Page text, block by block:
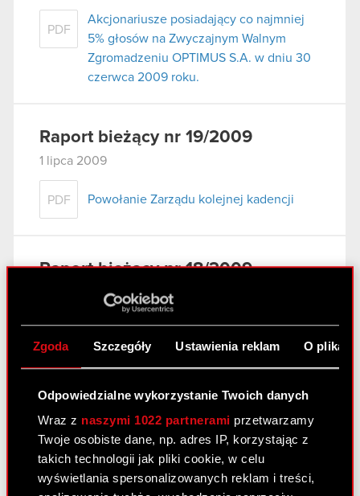
Zgoda Szczegóły Ustawienia reklam O
Odpowiedzialne wykorzystanie Twoich danych
Wraz z naszymi 1022 partnerami przetwarzamy
Twoje osobiste dane, np. adres IP, korzystając z
takich technologii jak pliki cookie, w celu
wyświetlania spersonalizowanych reklam i treści,
PDF
Akcjonariusze posiadający co najmniej
5% głosów na Zwyczajnym Walnym
Zgromadzeniu OPTIMUS S.A. w dniu 30
czerwca 2009 roku.
Raport bieżący nr 19/2009
1 lipca 2009
PDF Powołanie Zarządu kolejnej kadencji
Raport bieżący nr 18/2009
1 lipca 2009
Zmiany w składzie Rady Nadzorczej
Raport bieżący nr 17/2009
1 lipca 2009
PDF
Uchwały powzięte na Zwyczajnym
Walnym Zgromadzeniu Akcjonariuszy
Spółki